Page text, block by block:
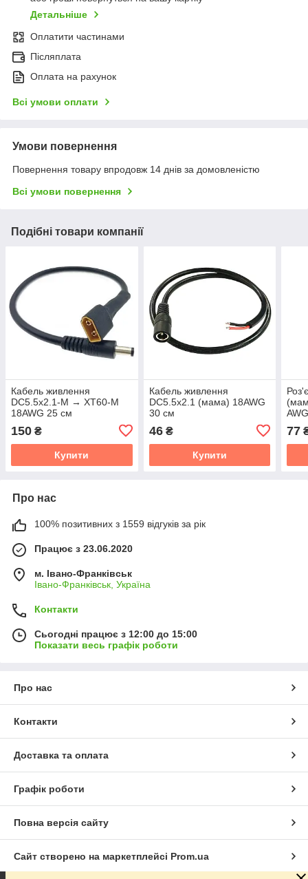
Детальніше
Оплатити частинами
Післяплата
Оплата на рахунок
Всі умови оплати
Умови повернення
Повернення товару впродовж 14 днів за домовленістю
Всі умови повернення
Подібні товари компанії
Кабель живлення
DC5.5x2.1-M → XT60-M
18AWG 25 см
150 ₴
Купити
Кабель живлення
DC5.5x2.1 (мама) 18AWG
30 см
46₴
Купити
77
Про нас
100% позитивних з 1559 відгуків за рік
Працює з 23.06.2020
м. Івано-Франківськ
Івано-Франківськ, Україна
Контакти
Сьогодні працює з 12:00 до 15:00
Показати весь графік роботи
Про нас
Контакти
Доставка та оплата
Графік роботи
Повна версія сайту
Сайт створено на маркетплейсі Prom.ua